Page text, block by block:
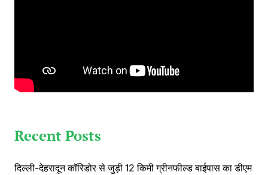
Recent Posts
दिल्ली-देहरादून कॉरिडोर से जुड़ी 12 किमी ग्रीनफील्ड बाईपास का डीएम